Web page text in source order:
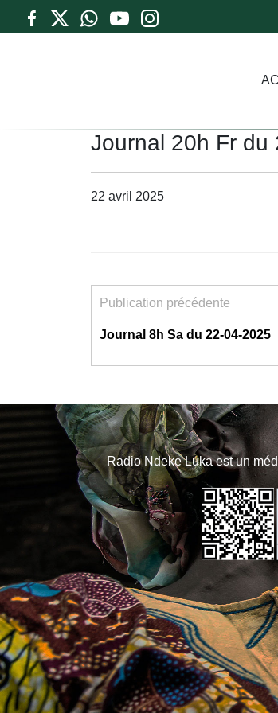
Journal 20h Fr du
22 avril 2025
Publication précédente
Journal 8h Sa du 22-04-2025
Radio Ndeke Luka est un